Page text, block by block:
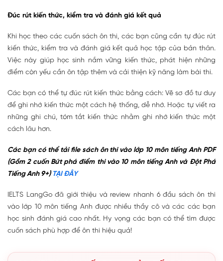
Đúc rút kiến thức, kiểm tra và đánh giá kết quả
Khi học theo các cuốn sách ôn thi, các bạn cũng cần tự đúc rút
kiến thức, kiểm tra và đánh giá kết quả học tập của bản thân.
Việc này giúp học sinh nắm vững kiến thức, phát hiện những
điểm còn yếu cần ôn tập thêm và cải thiện kỹ năng làm bài thi.
Các bạn có thể tự đúc rút kiến thức bằng cách: Vẽ sơ đồ tư duy
để ghi nhớ kiến thức một cách hệ thống, dễ nhớ. Hoặc tự viết ra
những ghi chú, tóm tắt kiến thức nhằm ghi nhớ kiến thức một
cách lâu hơn.
Các bạn có thể tải file sách ôn thi vào lớp 10 môn tiếng Anh PDF
(Gồm 2 cuốn Bứt phá điểm thi vào 10 môn tiếng Anh và Đột Phá
Tiếng Anh 9+) TẠI ĐÂY
IELTS LangGo đã giới thiệu và review nhanh 6 đầu sách ôn thi
vào lớp 10 môn tiếng Anh được nhiều thầy cô và các các bạn
học sinh đánh giá cao nhất. Hy vọng các bạn có thể tìm được
cuốn sách phù hợp để ôn thi hiệu quả!